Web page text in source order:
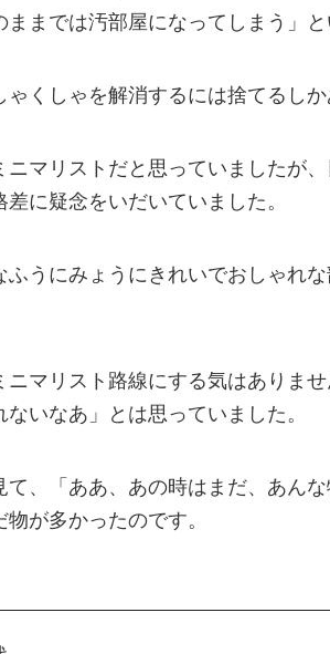
までは汚部屋になってしまう」と
くしゃを解消するには捨てるしか
ニマリストだと思っていましたが
に疑念をいだいていました。
ふうにみょうにきれいでおしゃれ
ニマリスト路線にする気はありま
いなあ」とは思っていました。
て、「ああ、あの時はまだ、あん
が多かったのです。